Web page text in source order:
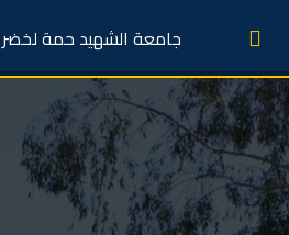
جامعة الشهيد حمة